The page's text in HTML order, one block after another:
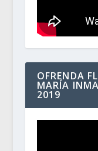
OFRENDA
MARÍA
2019